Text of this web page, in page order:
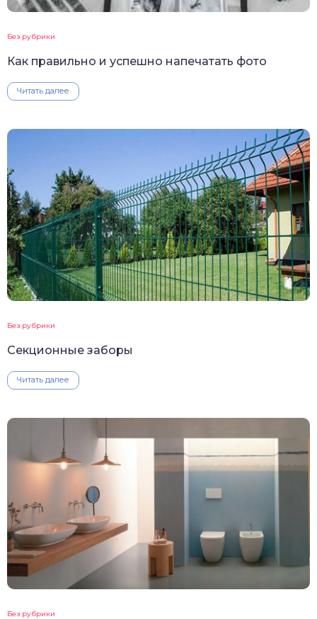
Без рубрики
Как правильно и успешно напечатать фото
Читать далее
Без рубрики
Секционные заборы
Читать далее
Без рубрики